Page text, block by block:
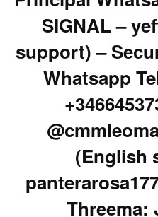
SIGNAL –
support) –
Whatsapp
(English
Threema: